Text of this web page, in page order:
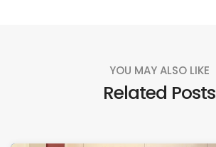
YOU MAY ALSO LIKE
Related Posts